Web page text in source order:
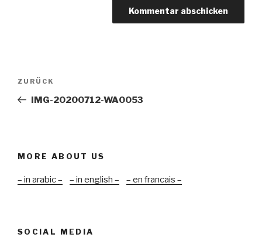
Beitragsnavigation
Vorheriger
Beitrag
ZURÜCK
IMG-20200712-WA0053
MORE ABOUT US
– in arabic – – in english – – en francais –
SOCIAL MEDIA